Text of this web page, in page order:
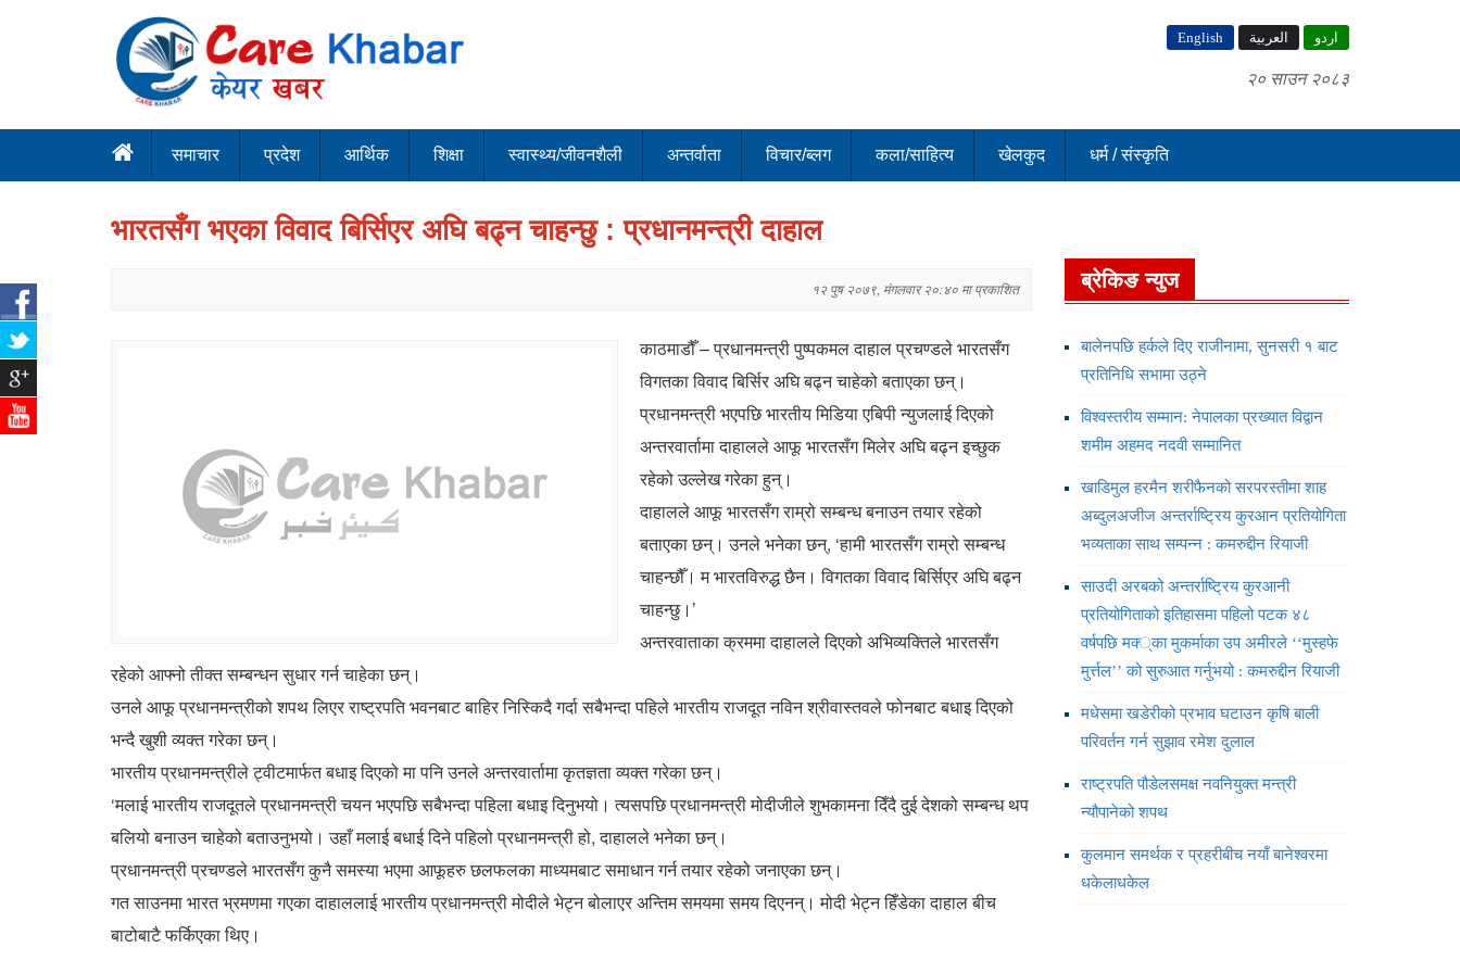
English اردو العربية
२० साउन २०८३
समाचार प्रदेश आर्थिक शिक्षा स्वास्थ्य/जीवनशैली अन्तर्वाता विचार/ब्लग कला/साहित्य खेलकुद धर्म / संस्कृति
भारतसँग भएका विवाद बिर्सिएर अघि बढ्न चाहन्छु : प्रधानमन्त्री दाहाल
१२ पुष २०७९, मंगलवार २०:४० मा प्रकाशित
काठमाडौँ – प्रधानमन्त्री पुष्पकमल दाहाल प्रचण्डले भारतसँग
विगतका विवाद बिर्सिर अघि बढ्न चाहेको बताएका छन्।
प्रधानमन्त्री भएपछि भारतीय मिडिया एबिपी न्युजलाई दिएको
अन्तरवार्तामा दाहालले आफू भारतसँग मिलेर अघि बढ्न इच्छुक
रहेको उल्लेख गरेका हुन्।
दाहालले आफू भारतसँग राम्रो सम्बन्ध बनाउन तयार रहेको
बताएका छन्। उनले भनेका छन्, ‘हामी भारतसँग राम्रो सम्बन्ध
चाहन्छौँ। म भारतविरुद्ध छैन। विगतका विवाद बिर्सिएर अघि बढ्न
चाहन्छु।’
अन्तरवाताका क्रममा दाहालले दिएको अभिव्यक्तिले भारतसँग
रहेको आफ्नो तीक्त सम्बन्धन सुधार गर्न चाहेका छन्।
उनले आफू प्रधानमन्त्रीको शपथ लिएर राष्ट्रपति भवनबाट बाहिर निस्किदै गर्दा सबैभन्दा पहिले भारतीय राजदूत नविन श्रीवास्तवले फोनबाट बधाइ दिएको
भन्दै खुशी व्यक्त गरेका छन्।
भारतीय प्रधानमन्त्रीले ट्वीटमार्फत बधाइ दिएको मा पनि उनले अन्तरवार्तामा कृतज्ञता व्यक्त गरेका छन्।
‘मलाई भारतीय राजदूतले प्रधानमन्त्री चयन भएपछि सबैभन्दा पहिला बधाइ दिनुभयो। त्यसपछि प्रधानमन्त्री मोदीजीले शुभकामना दिँदै दुई देशको सम्बन्ध थप
बलियो बनाउन चाहेको बताउनुभयो। उहाँ मलाई बधाई दिने पहिलो प्रधानमन्त्री हो, दाहालले भनेका छन्।
प्रधानमन्त्री प्रचण्डले भारतसँग कुनै समस्या भएमा आफूहरु छलफलका माध्यमबाट समाधान गर्न तयार रहेको जनाएका छन्।
गत साउनमा भारत भ्रमणमा गएका दाहाललाई भारतीय प्रधानमन्त्री मोदीले भेट्न बोलाएर अन्तिम समयमा समय दिएनन्। मोदी भेट्न हिँडेका दाहाल बीच
बाटोबाटै फर्किएका थिए।
ब्रेकिङ न्युज
बालेनपछि हर्कले दिए राजीनामा, सुनसरी १ बाट
प्रतिनिधि सभामा उठ्ने
विश्वस्तरीय सम्मान: नेपालका प्रख्यात विद्वान
शमीम अहमद नदवी सम्मानित
खाडिमुल हरमैन शरीफैनको सरपरस्तीमा शाह
अब्दुलअजीज अन्तर्राष्ट्रिय कुरआन प्रतियोगिता
भव्यताका साथ सम्पन्न : कमरुद्दीन रियाजी
साउदी अरबको अन्तर्राष्ट्रिय कुरआनी
प्रतियोगिताको इतिहासमा पहिलो पटक ४८
वर्षपछि मक्‍्का मुकर्माका उप अमीरले ‘‘मुस्हफे
मुर्त्तल’’ को सुरुआत गर्नुभयो : कमरुद्दीन रियाजी
मधेसमा खडेरीको प्रभाव घटाउन कृषि बाली
परिवर्तन गर्न सुझाव रमेश दुलाल
राष्ट्रपति पौडेलसमक्ष नवनियुक्त मन्त्री
न्यौपानेको शपथ
कुलमान समर्थक र प्रहरीबीच नयाँ बानेश्वरमा
धकेलाधकेल